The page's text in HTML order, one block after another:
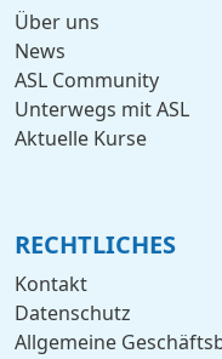
Über uns
News
ASL Community
Unterwegs mit ASL
Aktuelle Kurse
RECHTLICHES
Kontakt
Datenschutz
Allgemeine